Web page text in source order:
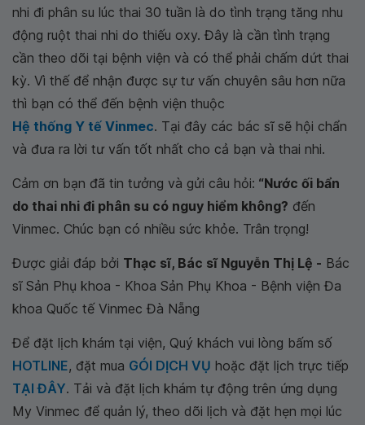
nhi đi phân su lúc thai 30 tuần là do tình trạng tăng nhu
động ruột thai nhi do thiếu oxy. Đây là cần tình trạng
cần theo dõi tại bệnh viện và có thể phải chấm dứt thai
kỳ. Vì thế để nhận được sự tư vấn chuyên sâu hơn nữa
thì bạn có thể đến bệnh viện thuộc
Hệ thống Y tế Vinmec. Tại đây các bác sĩ sẽ hội chẩn
và đưa ra lời tư vấn tốt nhất cho cả bạn và thai nhi.
Cảm ơn bạn đã tin tưởng và gửi câu hỏi: “Nước ối bẩn
do thai nhi đi phân su có nguy hiểm không? đến
Vinmec. Chúc bạn có nhiều sức khỏe. Trân trọng!
Được giải đáp bởi Thạc sĩ, Bác sĩ Nguyễn Thị Lệ - Bác
sĩ Sản Phụ khoa - Khoa Sản Phụ Khoa - Bệnh viện Đa
khoa Quốc tế Vinmec Đà Nẵng
Để đặt lịch khám tại viện, Quý khách vui lòng bấm số
HOTLINE, đặt mua GÓI DỊCH VỤ hoặc đặt lịch trực tiếp
TẠI ĐÂY. Tải và đặt lịch khám tự động trên ứng dụng
My Vinmec để quản lý, theo dõi lịch và đặt hẹn mọi lúc